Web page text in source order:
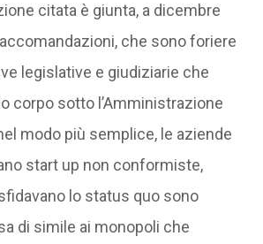
citata è giunta, a dicembre
che sono foriere
legislative e giudiziarie che
corpo sotto l’Amministrazione
modo più semplice, le aziende
start up non conformiste,
lo status quo sono
di simile ai monopoli che